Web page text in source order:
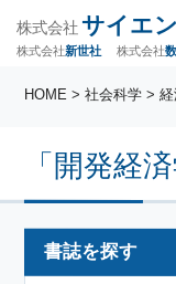
株式会社 サイエ
株式会社新世社 株式会社
「開発経
HOME > 社会科学 >
書誌を探す